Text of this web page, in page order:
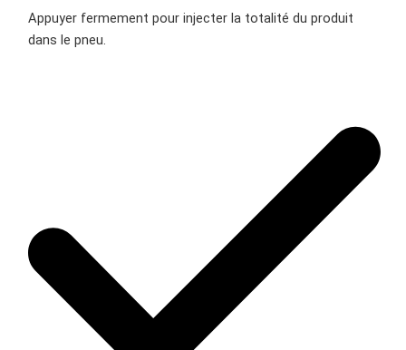
Appuyer fermement pour injecter la totalité du produit
dans le pneu.